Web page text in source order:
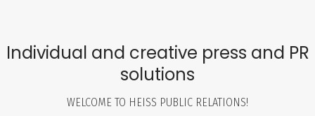
Individual and creative press and PR
solutions
WELCOME TO HEISS PUBLIC RELATIONS!